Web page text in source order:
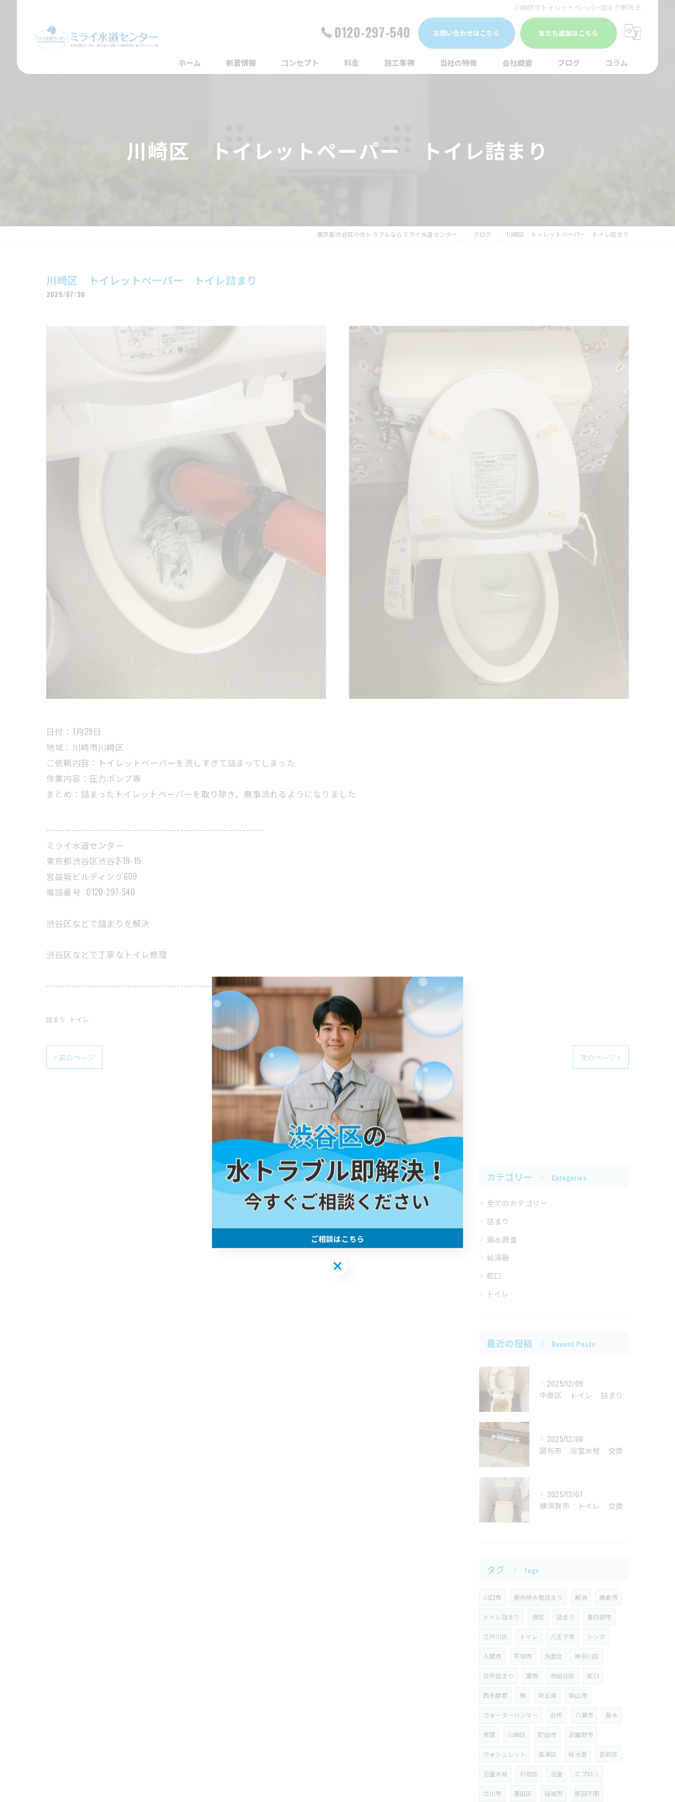
川崎区のトイレットペーパー詰まり解消法
0120-297-540 お問い合わせはこちら 友だち追加はこちら
ホーム 新着情報 コンセプト 料金 施工事例 当社の特徴
給湯器
会社概要 ブログ コラム
川崎区 トイレットペーパー トイレ詰まり
東京都渋谷区の水トラブルならミライ水道センター ブログ 川崎区 トイレットペーパー トイレ詰まり
川崎区 トイレットペーパー トイレ詰まり
2025/07/30
日付：7月29日
地域：川崎市川崎区
ご依頼内容：トイレットペーパーを流しすぎて詰まってしまった
作業内容：圧力ポンプ等
まとめ：詰まったトイレットペーパーを取り除き、無事流れるようになりました
----------------------------------------------------------------------
ミライ水道センター
東京都渋谷区渋谷2-19-15
宮益坂ビルディング609
電話番号 : 0120-297-540
渋谷区などで詰まりを解決
渋谷区などで丁寧なトイレ修理
----------------------------------------------------------------------
詰まり トイレ
< 前のページ 一覧に戻る 次のページ >
関連タグ
#川崎区 #トイレットペーパー #トイレ詰まり
カテゴリー Categories
全てのカテゴリー
詰まり
漏水調査
給湯器
蛇口
トイレ
最近の投稿 Recent Posts
2025/12/09
中原区 トイレ 詰まり
2025/12/08
調布市 浴室水栓 交換
2025/12/07
横須賀市 トイレ 交換
タグ Tags
川口市 屋外排水管詰まり 解消 鎌倉市
トイレ詰まり 港区 詰まり 春日部市
江戸川区 トイレ 八王子市 シンク
入間市 平塚市 洗面台 神奈川区
台所詰まり 異物 世田谷区 蛇口
西多摩郡 桝 埼玉県 狭山市
ウォーターハンマー 台所 八潮市 漏水
修理 川崎区 町田市 武蔵野市
ウォシュレット 高津区 給水管 宮前区
浴室水栓 杉並区 浴室 エプロン
立川市 墨田区 稲城市 原因不明
ご相談はこちら
ご相談はこちら